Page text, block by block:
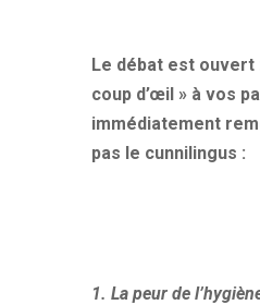
Le débat est ouvert
coup d’œil » à vos
immédiatement
pas le cunnilingus :
1. La peur de